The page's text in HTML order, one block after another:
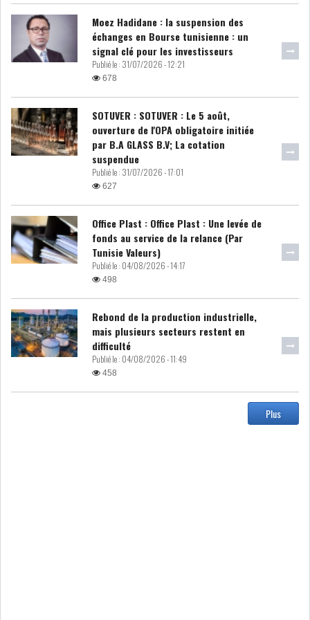
DIVERS
ASSEMBLÉE DES
REPRÉSENTANTS DU
PEUPLE (ARP)
SAIED LIMOGE LA MINISTRE DE
L'INDUS...
SLAH ZOUARI NOMMÉ
MINISTRE DE L'ÉQU...
SARRA ZAAFRANI ZENZRI
MICHKET SLAMA KHALDI
REMPLACE SIHEM BOUG...
Moez Hadidane : la suspension des
échanges en Bourse tunisienne : un
signal clé pour les investisseurs
Publié le : 31/07/2026 - 12:21
678
SOTUVER : SOTUVER : Le 5 août,
ouverture de l'OPA obligatoire initiée
par B.A GLASS B.V; La cotation
suspendue
Publié le : 31/07/2026 - 17:01
627
Office Plast : Office Plast : Une levée de
fonds au service de la relance (Par
Tunisie Valeurs)
Publié le : 04/08/2026 - 14:17
498
Rebond de la production industrielle,
mais plusieurs secteurs restent en
difficulté
Publié le : 04/08/2026 - 11:49
458
Plus